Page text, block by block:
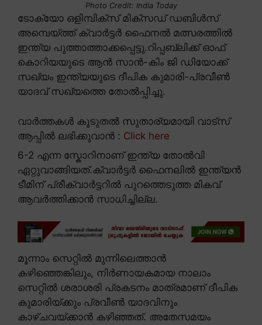
Photo Credit: India Today
ടോക്യോ ഒളിമ്പിക്സ് മിക്സഡ് ഡബിൾസ്
അമ്പെയ്ത്ത് ക്വാർട്ടർ ഫൈനൽ മത്സരത്തിൽ
ഇന്ത്യ പുത്താത്താക്കപ്പെട്ടു.റിപ്പബ്ലിക്ക് ഓഫ്
കൊറിയയുടെ ആൻ സാൻ-കിം ജി ഡിയോക്ക്
സഖ്യം ഇന്ത്യയുടെ ദീപിക കുമാരി-പ്രവീൺ
യാദവ് സഖ്യത്തെ തോൽപ്പിച്ചു.
വാർത്തകൾ കൂടുതൽ സുതാര്യമായി വാട്സ്
ആപ്പിൽ ലഭിക്കുവാൻ : Click here
6-2 എന്ന സ്കോറിനാണ് ഇന്ത്യ തോൽവി
ഏറ്റുവാങ്ങിയത്.ക്വാർട്ടർ ഫൈനലിൽ ഇന്ത്യൻ
ടീമിന് പ്രീക്വാർട്ടറിൽ പുറത്തെടുത്ത മികവ്
ആവർത്തിക്കാൻ സാധിച്ചില്ല.
മൂന്നാം സെറ്റിൽ മുന്നിലെത്താൻ
കഴിഞ്ഞെങ്കിലും, നിർണായകമായ നാലാം
സെറ്റിൽ ശരാശരി പ്രകടനം മാത്രമാണ് ദീപിക
കുമാരിയ്ക്കും പ്രവീൺ യാദവിനും
കാഴ്ചവയ്ക്കാൻ കഴിഞ്ഞത്. അതേസമയം